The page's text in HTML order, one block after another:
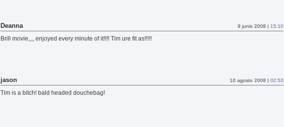
Deanna 9 junio 2008 | 15:10
Brill movie,,,, enjoyed every minute of it!!!! Tim ure fit as!!!!!
jason 10 agosto 2008 | 02:53
Tim is a bitch! bald headed douchebag!